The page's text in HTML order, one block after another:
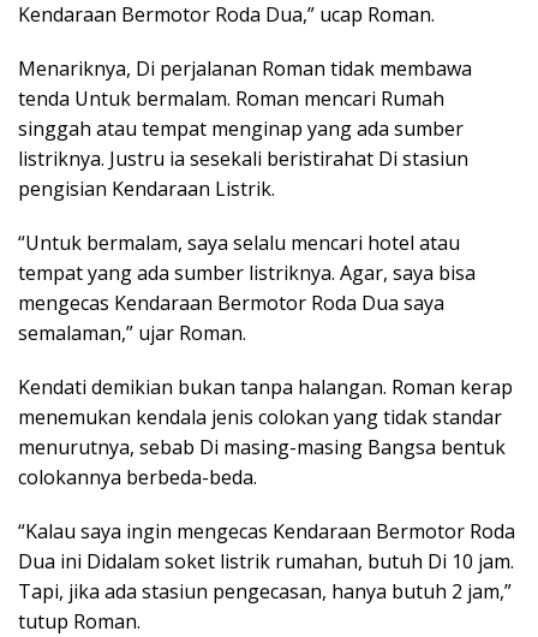
Kendaraan Bermotor Roda Dua,” ucap Roman.
Menariknya, Di perjalanan Roman tidak membawa
tenda Untuk bermalam. Roman mencari Rumah
singgah atau tempat menginap yang ada sumber
listriknya. Justru ia sesekali beristirahat Di stasiun
pengisian Kendaraan Listrik.
“Untuk bermalam, saya selalu mencari hotel atau
tempat yang ada sumber listriknya. Agar, saya bisa
mengecas Kendaraan Bermotor Roda Dua saya
semalaman,” ujar Roman.
Kendati demikian bukan tanpa halangan. Roman kerap
menemukan kendala jenis colokan yang tidak standar
menurutnya, sebab Di masing-masing Bangsa bentuk
colokannya berbeda-beda.
“Kalau saya ingin mengecas Kendaraan Bermotor Roda
Dua ini Didalam soket listrik rumahan, butuh Di 10 jam.
Tapi, jika ada stasiun pengecasan, hanya butuh 2 jam,”
tutup Roman.